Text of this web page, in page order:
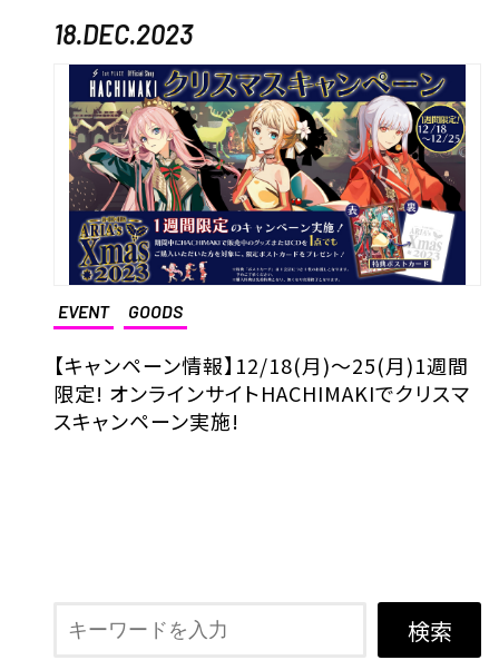
検索
18.DEC.2023
EVENT GOODS
【キャンペーン情報】12/18(月)～25(月)1週間
限定! オンラインサイトHACHIMAKIでクリスマ
スキャンペーン実施!